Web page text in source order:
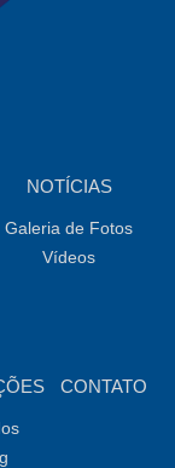
NOTÍCIAS
Galeria de Fotos
Vídeos
CONTATO